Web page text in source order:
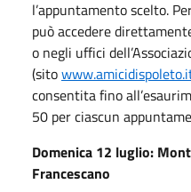
l’appuntamento scelto.
può accedere
o negli uffici
(sito
consentita fino
50 per ciascun
Domenica 12 luglio:
Francescano